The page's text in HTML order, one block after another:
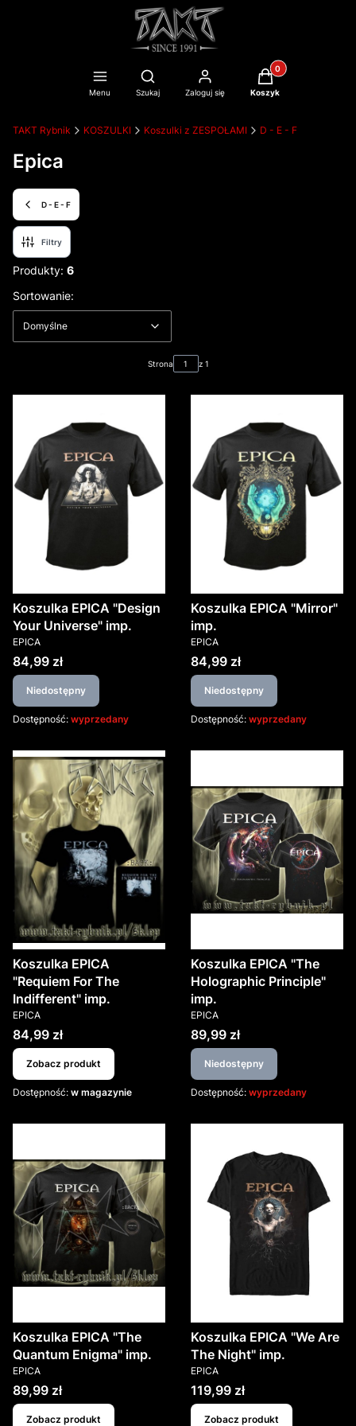
Menu
Otwórz wyszukiwarkę
Szukaj Zaloguj się
Produkty w
Koszyk
TAKT Rybnik KOSZULKI Koszulki z ZESPOŁAMI D - E - F
Epica
D - E - F
Filtry
Produkty: 6
Lista produktów
Sortowanie:
Domyślne
Strona z 1
Koszulka EPICA "Design
Your Universe" imp.
PRODUCENT
EPICA
Cena
84,99 zł
Niedostępny
Dostępność: wyprzedany
Koszulka EPICA "Mirror"
imp.
PRODUCENT
EPICA
Cena
84,99 zł
Niedostępny
Dostępność: wyprzedany
Koszulka EPICA
"Requiem For The
Indifferent" imp.
PRODUCENT
EPICA
Cena
84,99 zł
Zobacz produkt
Dostępność: w magazynie
Koszulka EPICA "The
Holographic Principle"
imp.
PRODUCENT
EPICA
Cena
89,99 zł
Niedostępny
Dostępność: wyprzedany
Koszulka EPICA "The
Quantum Enigma" imp.
PRODUCENT
EPICA
Cena
89,99 zł
Zobacz produkt
Koszulka EPICA "We Are
The Night" imp.
PRODUCENT
EPICA
Cena
119,99 zł
Zobacz produkt